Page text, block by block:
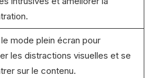
mode plein écran pour
les distractions visuelles et se
sur le contenu.